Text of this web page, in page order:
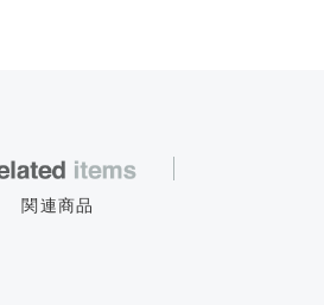
関連商品